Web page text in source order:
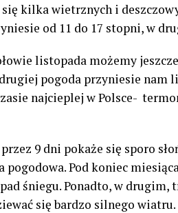
kilka wietrznych i
od 11 do 17 stopni, w
listopada możemy
pogoda przyniesie nam
najcieplej w Polsce-
9 dni pokaże się sporo
pogodowa. Pod koniec
śniegu. Ponadto, w
się bardzo silnego